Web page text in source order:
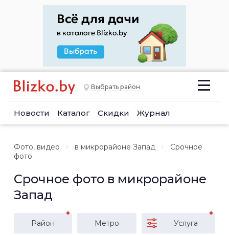
Выбрать район
Новости Каталог Скидки Журнал
Фото, видео в микрорайоне Запад
Срочное
фото
Срочное фото в микрорайоне
Запад
Район Метро Услуга